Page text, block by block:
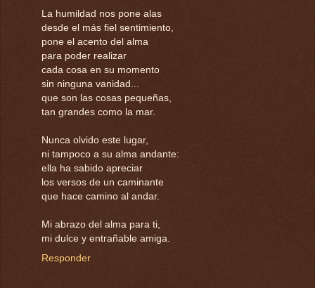
La humildad nos pone alas
desde el más fiel sentimiento,
pone el acento del alma
para poder realizar
cada cosa en su momento
sin ninguna vanidad...
que son las cosas pequeñas,
tan grandes como la mar.
Nunca olvido este lugar,
ni tampoco a su alma andante:
ella ha sabido apreciar
los versos de un caminante
que hace camino al andar.
Mi abrazo del alma para ti,
mi dulce y entrañable amiga.
Responder